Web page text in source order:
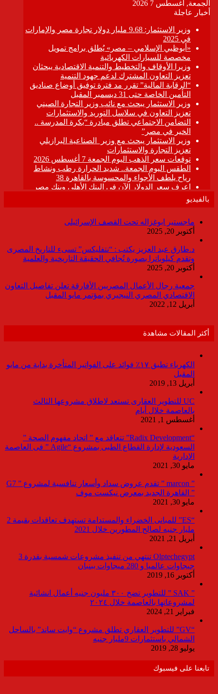
بالفيديو
ماجستير ابوغزاله تحت القصف الإسرائيلى
أكتوبر 20, 2025
د.طارق عبد العزيز يكتب : “نتفليكس” تسىء للتاريخ المصرى
وتقدم كيلوباترا بصورة تُجافي الحقيقة التاريخية والعلمية
أكتوبر 20, 2025
جمعية رجال الأعمال المصريين الأفارقة تعلن تفاصيل التعاون
الاقتصادي المصري النيجيري بمؤتمر مايو المقبل
أبريل 12, 2022
أكثر المقالات مشاهدة
الكهرباء تطبق ١٧٪ فوائد على الفواتير المتأخرة بداية من مايو
المقبل
أبريل 13, 2019
UC للتطوير العقارى تستعد لاطلاق مشروعها الثالث
بالعاصمة خلال أيام
أغسطس 1, 2021
“Radix Development” تتعاقد مع ” اتحاد مفهوم الصحة ”
السعودية لإدارة القطاع الطبى بمشروع “Agile ” فى العاصمة
الإدارية
مايو 30, 2021
” marcon ” تقدم عروض سداد وأسعار تنافسية لمشروع ” G7
” القاهرة الجديد بمعرض نيكست موف
مايو 30, 2021
“ES” للمبانى الخضراء والمستدامة تستهدف تعاقدات بقيمة 2
مليار جنيه لصالح المطورين خلال 2021
أبريل 21, 2021
Olptechegypt تنتهي من تنفيذ مشروعات شمسية بقدرة 3
جيجاوات عالميا و 280 ميجاوات ببنبان
أكتوبر 16, 2019
” SAK ” للتطوير تضخ ٣٠٠ مليون جنيه أعمال انشائية
لمشروعاتها بالعاصمة خلال ٢٠٢٤
فبراير 21, 2024
“GV” للتطوير العقاري تطلق مشروع “وايت ساند” بالساحل
الشمالي باستثمارات 9مليار جنيه
يوليو 28, 2019
تابعنا على فيسبوك